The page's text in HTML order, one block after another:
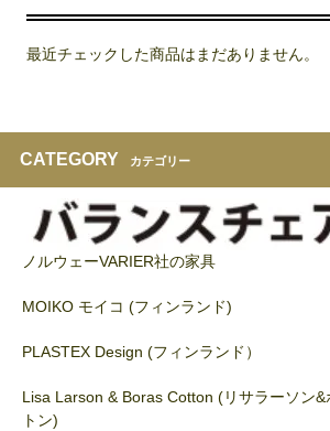
最近チェックした商品はまだありません。
CATEGORY カテゴリー
ノルウェーVARIER社の家具
MOIKO モイコ (フィンランド)
PLASTEX Design (フィンランド）
Lisa Larson & Boras Cotton (リサラーソン&
トン)